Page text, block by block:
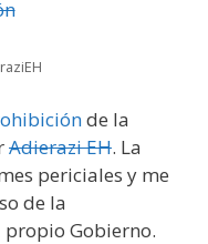
de la
Adierazi EH. La
periciales y me
de la
Gobierno.